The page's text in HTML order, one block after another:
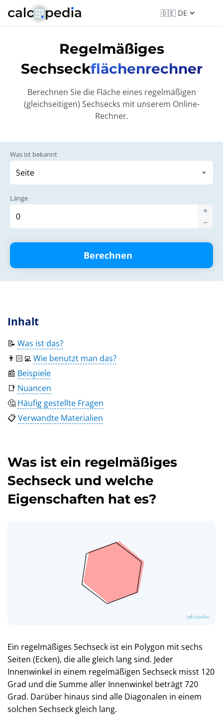
Regelmäßiges
Sechseckflächenrechner
Berechnen Sie die Fläche eines regelmäßigen
(gleichseitigen) Sechsecks mit unserem Online-
Rechner.
Was ist bekannt
Länge
Berechnen
Inhalt
📝 Was ist das?
👨🏻‍💻 Wie benutzt man das?
📰 Beispiele
📑 Nuancen
🤔 Häufig gestellte Fragen
📋Verwandte Materialien
Was ist ein regelmäßiges
Sechseck und welche
Eigenschaften hat es?
Ein regelmäßiges Sechseck ist ein Polygon mit sechs
Seiten (Ecken), die alle gleich lang sind. Jeder
Innenwinkel in einem regelmäßigen Sechseck misst 120
Grad und die Summe aller Innenwinkel beträgt 720
Grad. Darüber hinaus sind alle Diagonalen in einem
solchen Sechseck gleich lang.